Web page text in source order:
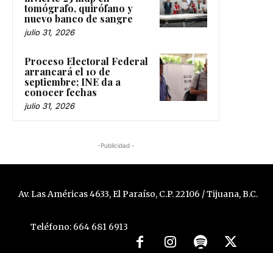
tomógrafo, quirófano y
nuevo banco de sangre
julio 31, 2026
Proceso Electoral Federal
arrancará el 10 de
septiembre; INE da a
conocer fechas
julio 31, 2026
-Publicidad -
Av. Las Américas 4633, El Paraíso, C.P. 22106 / Tijuana, B.C.
Teléfono: 664 681 6913